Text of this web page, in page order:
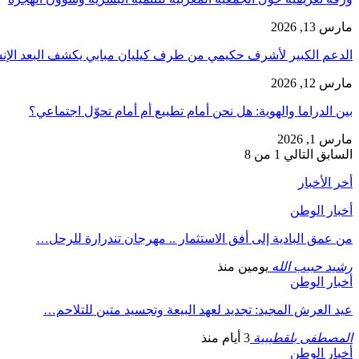
مارس 13, 2026
الدعم الكبير لأشرف حكيمي من طرف كيليان مبابي يكشف البعد
مارس 12, 2026
بين الدراما والهوية: هل نحن أمام تطبيع أم أمام تحوّل اجتماعي؟
مارس 1, 2026
السابق التالي 1 من 8
أخر الأخبار
أخبار الوطن
من عمق البادية إلى أفق الاستثمار .. مهرجان تندرارة للرحل…
رشيد حبيب الله يومين منذ
أخبار الوطن
عيد العرش المجيد: تجديد لعهد البيعة وتجسيد متين للتلاحم…
المصطفى بلقطيبية 3 أيام منذ
أخبار الوطن